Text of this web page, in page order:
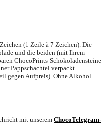
(1 Zeile à 7 Zeichen). Die
und die beiden (mit Ihrem
ChocoPrints-Schokoladensteine
Pappschachtel verpackt
gegen Aufpreis). Ohne Alkohol.
mit unserem ChocoTelegram-